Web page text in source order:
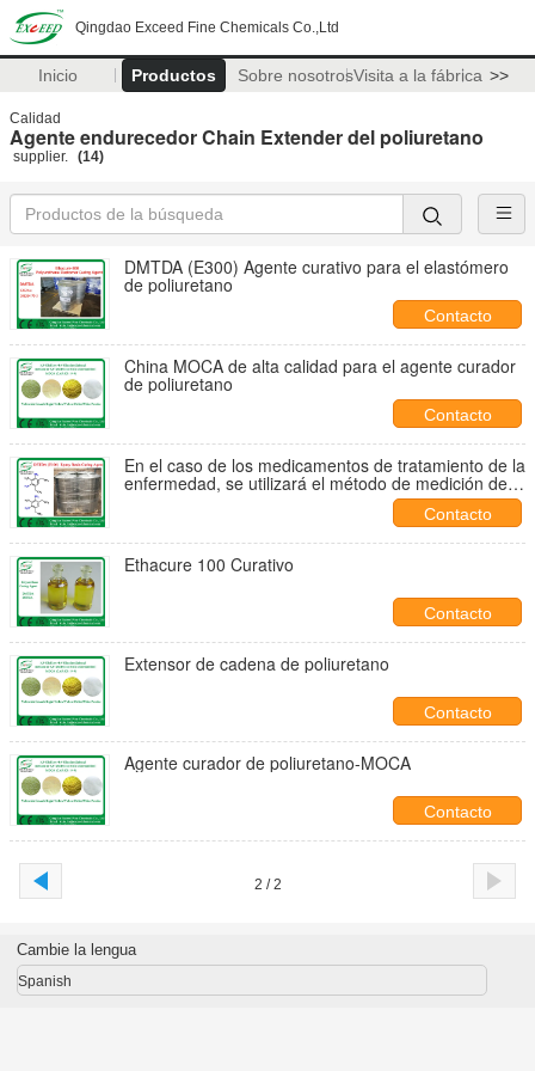
Qingdao Exceed Fine Chemicals Co.,Ltd
Inicio Productos Sobre nosotrosVisita a la fábrica >>
Calidad
Agente endurecedor Chain Extender del poliuretano
supplier. (14)
DMTDA (E300) Agente curativo para el elastómero
de poliuretano
Contacto
China MOCA de alta calidad para el agente curador
de poliuretano
Contacto
En el caso de los medicamentos de tratamiento de la
enfermedad, se utilizará el método de medición de la
Contacto
Ethacure 100 Curativo
Contacto
Extensor de cadena de poliuretano
Contacto
Agente curador de poliuretano-MOCA
Contacto
2 / 2
Cambie la lengua
Spanish